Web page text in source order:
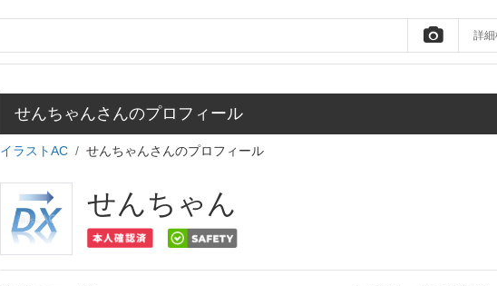
詳細
せんちゃんさんのプロフィール
イラストAC せんちゃんさんのプロフィール
せんちゃん